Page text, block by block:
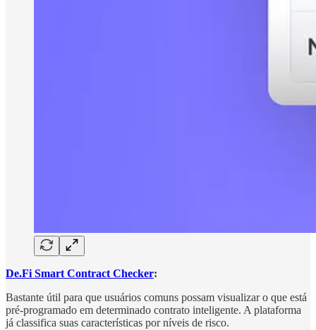
De.Fi Smart Contract Checker:
Bastante útil para que usuários comuns possam visualizar o que está
pré-programado em determinado contrato inteligente. A plataforma
já classifica suas características por níveis de risco.